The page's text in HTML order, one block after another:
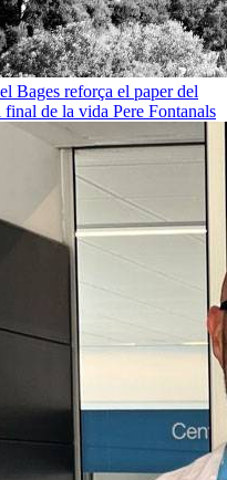
Bages reforça el paper del
final de la vida Pere Fontanals